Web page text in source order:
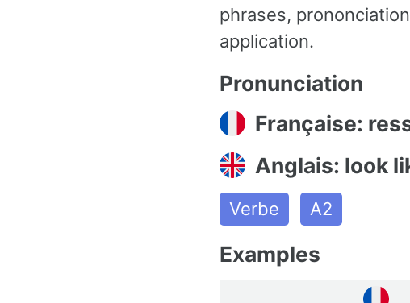
phrases,
application.
Pronunciation
Française:
Anglais: look
Verbe A2
Examples